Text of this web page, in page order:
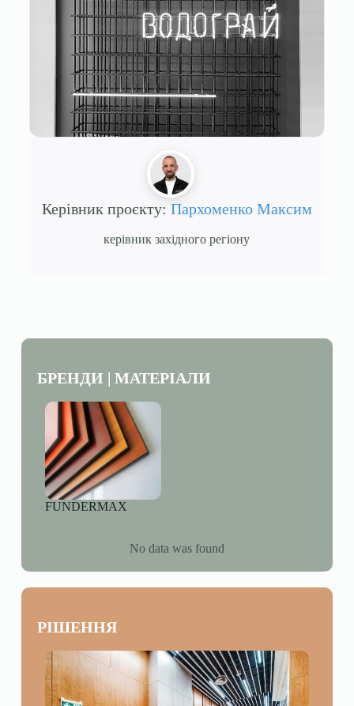
Керівник проєкту: Пархоменко Максим
керівник західного регіону
БРЕНДИ | МАТЕРІАЛИ
FUNDERMAX
No data was found
РІШЕННЯ